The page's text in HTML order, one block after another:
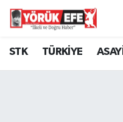
STK TÜRKİYE
Aydın Nöbetçi